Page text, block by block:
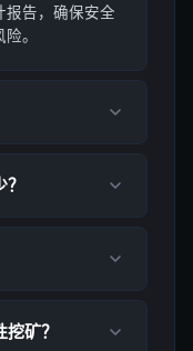
报告，确保安全
。
矿？